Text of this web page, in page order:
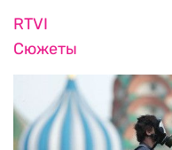
RTVI
Сюжеты